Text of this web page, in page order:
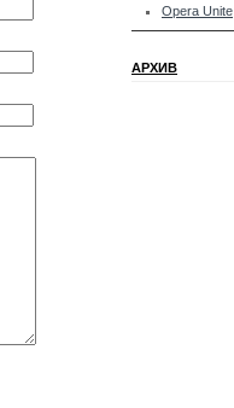
Opera Unite
АРХИВ